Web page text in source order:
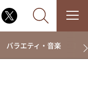
バラエティ・音楽 ド